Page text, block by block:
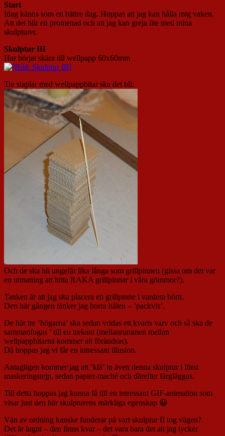
Start
Idag känns som en bättre dag. Hoppas att jag kan hålla mig vaken.
Att det blir en promenad och att jag kan greja lite med mina
skulpturer.
Skulptur III
Har börjat skära till wellpapp 60x60mm
Tre staplar med wellpappbitar ska det bli:
Och de ska bli ungefär lika långa som grillpinnen (gissa om det var
en utmaning att hitta RAKA grillpinnar i våra gömmor?).
Tanken är att jag ska placera en grillpinne i vardera hörn.
Den här gången tänker jag borra hålen – ’packvis’.
De här tre ’högarna’ ska sedan vridas ett kvarts varv och så ska de
sammanfogas ’ till en trekant (mellanrummen mellan
wellpappbitarna kommer att förändras).
Då hoppas jag vi får en intressant illusion.
Antagligen kommer jag att ’klä’ in även denna skulptur i först
maskeringstejp, sedan papier-maché och därefter färgläggas.
Till detta hoppas jag kunna få till en intressant GIF-animation som
visar just den här skulpturens märkliga egenskap 😀
Vän av ordning kanske funderar på vart skulptur II tog vägen?
Det är lugnt – den finns kvar – det vara bara det att jag tycker